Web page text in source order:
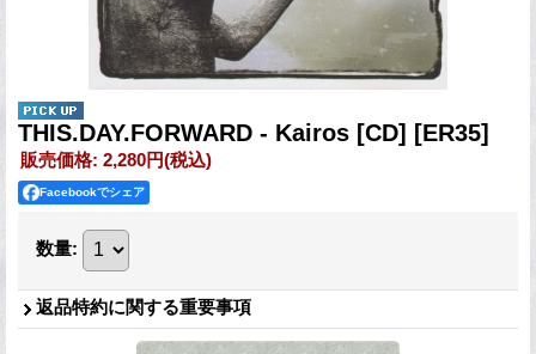
THIS.DAY.FORWARD - Kairos [CD] [ER35]
販売価格: 2,280円(税込)
Facebookでシェア
数量:
返品特約に関する重要事項